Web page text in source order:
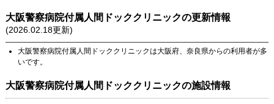
大阪警察病院付属人間ドッククリニックの更新情報
(2026.02.18更新)
大阪警察病院付属人間ドッククリニックは大阪府、 奈良県からの利用者が多
いです。
大阪警察病院付属人間ドッククリニックの施設情報